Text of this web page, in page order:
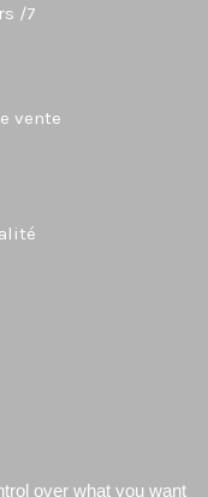
/7
vente
over what you want